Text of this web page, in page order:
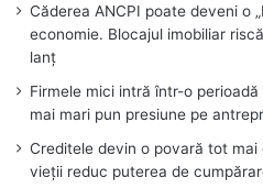
Căderea ANCPI poate deveni o
economie. Blocajul imobiliar
lanț
Firmele mici intră într-o
mai mari pun presiune pe
Creditele devin o povară tot
vieții reduc puterea de